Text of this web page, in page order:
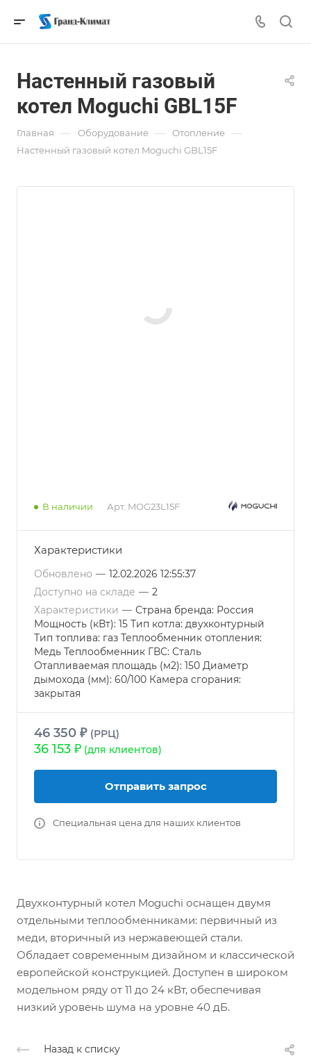
Настенный газовый
котел Moguchi GBL15F
Главная — Оборудование — Отопление —
Настенный газовый котел Moguchi GBL15F
В наличии Арт. MOG23L15F
Характеристики
Обновлено — 12.02.2026 12:55:37
Доступно на складе — 2
Характеристики — Страна бренда: Россия
Мощность (кВт): 15 Тип котла: двухконтурный
Тип топлива: газ Теплообменник отопления:
Медь Теплообменник ГВС: Сталь
Отапливаемая площадь (м2): 150 Диаметр
дымохода (мм): 60/100 Камера сгорания:
закрытая
46 350 ₽ (РРЦ)
36 153 ₽ (для клиентов)
Отправить запрос
Специальная цена для наших клиентов
Двухконтурный котел Moguchi оснащен двумя
отдельными теплообменниками: первичный из
меди, вторичный из нержавеющей стали.
Обладает современным дизайном и классической
европейской конструкцией. Доступен в широком
модельном ряду от 11 до 24 кВт, обеспечивая
низкий уровень шума на уровне 40 дБ.
Назад к списку